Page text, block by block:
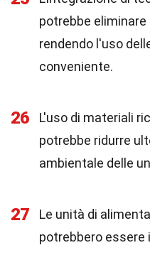
potrebbe
rendendo l'uso
conveniente.
26
L'uso di materiali
potrebbe ridurre
ambientale delle
27
Le unità di
potrebbero essere